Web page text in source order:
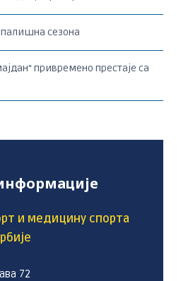
сезона
привремено престаје са
и медицину спорта
72